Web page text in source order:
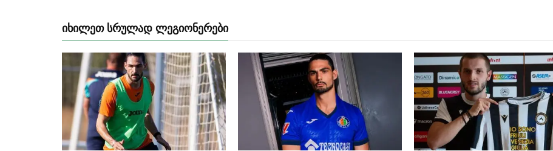
ᲘᲮᲘᲚᲔᲗ ᲡᲠᲣᲚᲐᲓ ᲚᲔᲒᲘᲝᲜᲔᲠᲔᲑᲘ